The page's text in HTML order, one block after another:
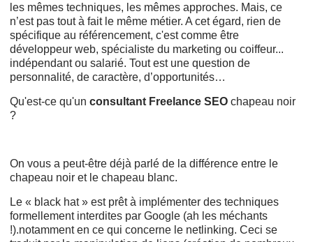
les mêmes techniques, les mêmes approches. Mais, ce
n’est pas tout à fait le même métier. A cet égard, rien de
spécifique au référencement, c'est comme être
développeur web, spécialiste du marketing ou coiffeur...
indépendant ou salarié. Tout est une question de
personnalité, de caractère, d’opportunités…
Qu'est-ce qu'unconsultant Freelance SEOchapeau noir
?
On vous a peut-être déjà parlé de la différence entre le
chapeau noir et le chapeau blanc.
Le « black hat » est prêt à implémenter des techniques
formellement interdites par Google (ah les méchants
!).notamment en ce qui concerne le netlinking. Ceci se